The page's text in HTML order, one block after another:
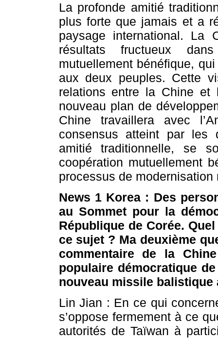
La profonde amitié
plus forte que jamais et a
paysage international. La
résultats fructueux
mutuellement bénéfique,
aux deux peuples. Cette
relations entre la Chine et
nouveau plan de
Chine travaillera avec
consensus atteint par les
amitié traditionnelle, se
coopération mutuellement
processus de modernisation
News 1 Korea : Des
au Sommet pour la
République de Corée.
ce sujet ? Ma deuxième
commentaire de la
populaire démocratique
nouveau missile balistique
Lin Jian : En ce qui
s’oppose fermement à ce
autorités de Taïwan à